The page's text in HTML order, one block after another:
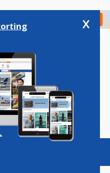
Check in
Vacatures
x